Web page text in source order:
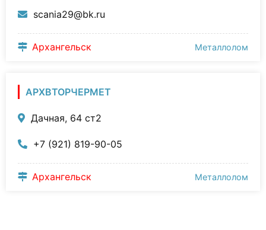
scania29@bk.ru
Архангельск Металлолом
АРХВТОРЧЕРМЕТ
Дачная, 64 ст2
+7 (921) 819-90-05
Архангельск Металлолом